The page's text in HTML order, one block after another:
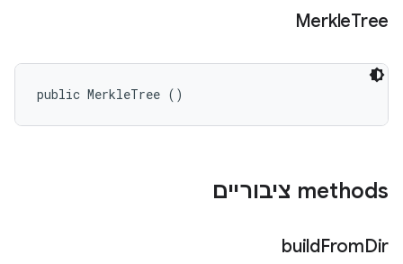
MerkleTree
public MerkleTree ()
‫methods ציבוריים
buildFromDir